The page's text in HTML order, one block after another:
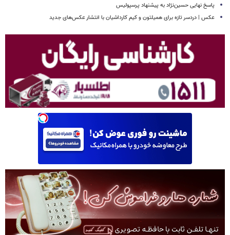
پاسخ نهایی حسین‌نژاد به پیشنهاد پرسپولیس
عکس | دردسر تازه برای همیلتون و کیم کارداشیان با انتشار عکس‌های جدید